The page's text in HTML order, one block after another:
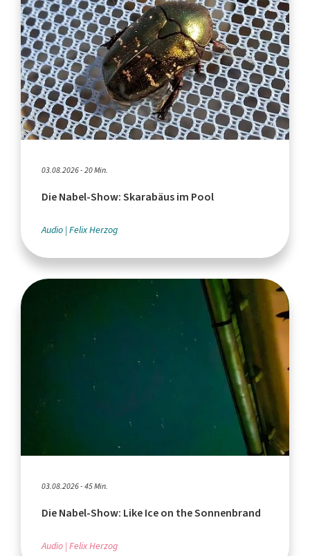
03.08.2026 - 20 Min.
Die Nabel-Show: Skarabäus im Pool
Audio Felix Herzog
03.08.2026 - 45 Min.
Die Nabel-Show: Like Ice on the Sonnenbrand
Audio Felix Herzog